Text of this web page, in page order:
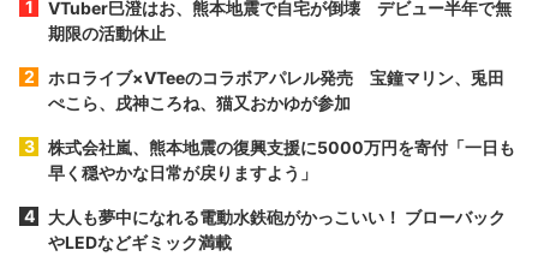
VTuber巳澄はお、熊本地震で自宅が倒壊 デビュー半年で無
期限の活動休止
ホロライブ×VTeeのコラボアパレル発売 宝鐘マリン、兎田
ぺこら、戌神ころね、猫又おかゆが参加
株式会社嵐、熊本地震の復興支援に5000万円を寄付「一日も
早く穏やかな日常が戻りますよう」
大人も夢中になれる電動水鉄砲がかっこいい！ ブローバック
やLEDなどギミック満載